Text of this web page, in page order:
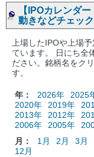
【IPOカレンダ
動きなどチェッ
上場したIPOや上場
ています。 日にち全
ださい。銘柄名をク
す。
年： 2026年 2025
2020年
2019年
2013年
2012年
2006年
2005年
月：
1月 2月 3月
12月